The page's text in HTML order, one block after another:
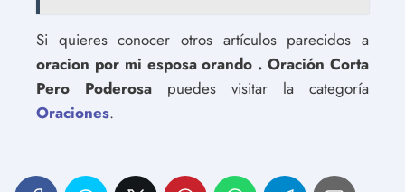
Si quieres conocer otros artículos parecidos a
oracion por mi esposa orando . Oración Corta
Pero Poderosa puedes visitar la categoría
Oraciones.